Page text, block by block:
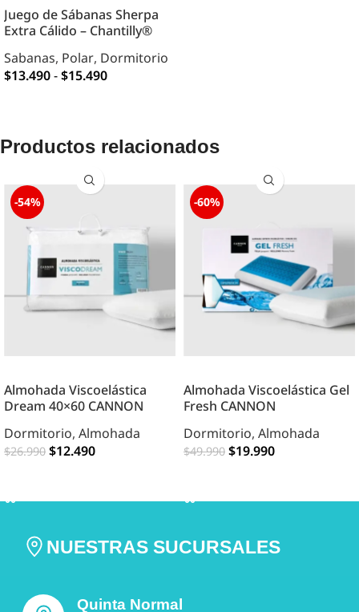
Juego de Sábanas Sherpa
Extra Cálido – Chantilly®
Sabanas, Polar, Dormitorio
$13.490-$15.490
Productos relacionados
-54%
Almohada Viscoelástica
Dream 40×60 CANNON
Dormitorio, Almohada
$26.990 $12.490
-60%
Almohada Viscoelástica Gel
Fresh CANNON
Dormitorio, Almohada
$49.990 $19.990
NUESTRAS SUCURSALES
Quinta Normal